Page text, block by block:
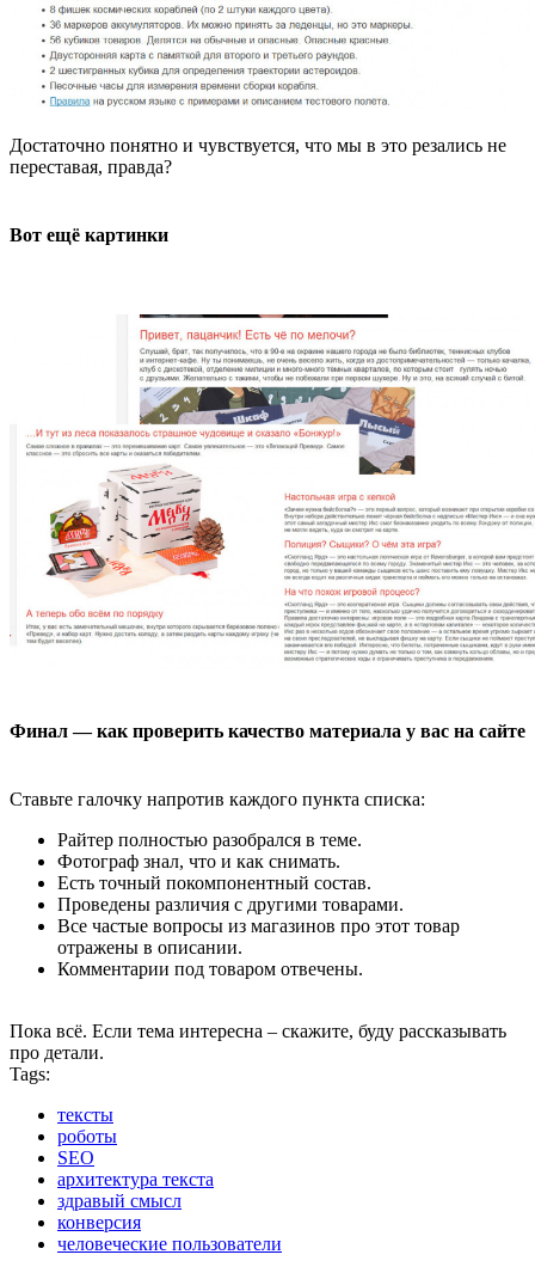
Достаточно понятно и чувствуется, что мы в это резались не
переставая, правда?
Вот ещё картинки
Финал — как проверить качество материала у вас на сайте
Ставьте галочку напротив каждого пункта списка:
Райтер полностью разобрался в теме.
Фотограф знал, что и как снимать.
Есть точный покомпонентный состав.
Проведены различия с другими товарами.
Все частые вопросы из магазинов про этот товар
отражены в описании.
Комментарии под товаром отвечены.
Пока всё. Если тема интересна – скажите, буду рассказывать
про детали.
Tags:
тексты
роботы
SEO
архитектура текста
здравый смысл
конверсия
человеческие пользователи